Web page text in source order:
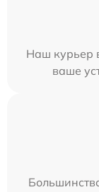
Наш курьер
ваше